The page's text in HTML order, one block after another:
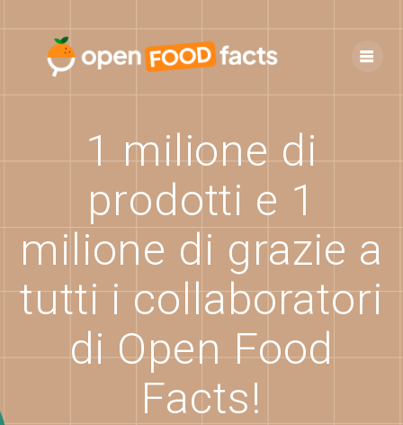
content
1 milione di
prodotti e 1
milione di grazie a
tutti i collaboratori
di Open Food
Facts!